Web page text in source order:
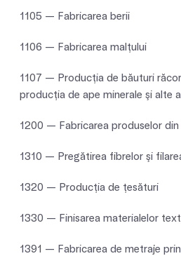
1105 — Fabricarea berii
1106 — Fabricarea malţului
1107 — Producţia de băuturi
producţia de ape minerale şi alte
1200 — Fabricarea produselor
1310 — Pregătirea fibrelor şi
1320 — Producţia de ţesături
1330 — Finisarea materialelor
1391 — Fabricarea de metraje